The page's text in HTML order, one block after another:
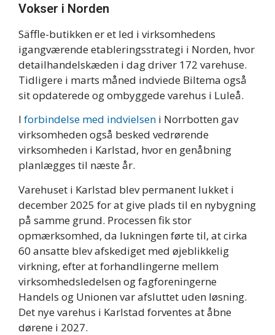
Vokser i Norden
Säffle-butikken er et led i virksomhedens
igangværende etableringsstrategi i Norden, hvor
detailhandelskæden i dag driver 172 varehuse.
Tidligere i marts måned indviede Biltema også
sit opdaterede og ombyggede varehus i Luleå.
I forbindelse med indvielsen i Norrbotten gav
virksomheden også besked vedrørende
virksomheden i Karlstad, hvor en genåbning
planlægges til næste år.
Varehuset i Karlstad blev permanent lukket i
december 2025 for at give plads til en nybygning
på samme grund. Processen fik stor
opmærksomhed, da lukningen førte til, at cirka
60 ansatte blev afskediget med øjeblikkelig
virkning, efter at forhandlingerne mellem
virksomhedsledelsen og fagforeningerne
Handels og Unionen var afsluttet uden løsning.
Det nye varehus i Karlstad forventes at åbne
dørene i 2027.